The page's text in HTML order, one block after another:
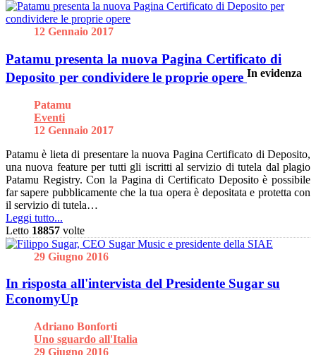
12 Gennaio 2017
Patamu presenta la nuova Pagina Certificato di
Deposito per condividere le proprie opere In evidenza
Patamu
Eventi
12 Gennaio 2017
Patamu è lieta di presentare la nuova Pagina Certificato di Deposito,
una nuova feature per tutti gli iscritti al servizio di tutela dal plagio
Patamu Registry. Con la Pagina di Certificato Deposito è possibile
far sapere pubblicamente che la tua opera è depositata e protetta con
il servizio di tutela…
Leggi tutto...
Letto 18857 volte
29 Giugno 2016
In risposta all'intervista del Presidente Sugar su
EconomyUp
Adriano Bonforti
Uno sguardo all'Italia
29 Giugno 2016